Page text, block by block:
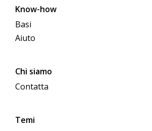
Know-how
Basi
Aiuto
Chi siamo
Contatta
Temi